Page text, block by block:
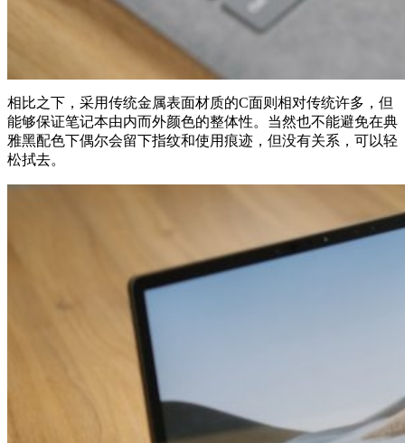
相比之下，采用传统金属表面材质的C面则相对传统许多，但
能够保证笔记本由内而外颜色的整体性。当然也不能避免在典
雅黑配色下偶尔会留下指纹和使用痕迹，但没有关系，可以轻
松拭去。